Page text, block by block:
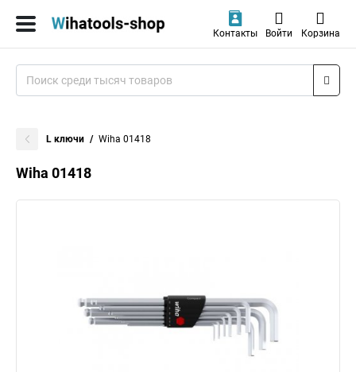
Контакты Войти Корзина
L ключи Wiha 01418
Wiha 01418